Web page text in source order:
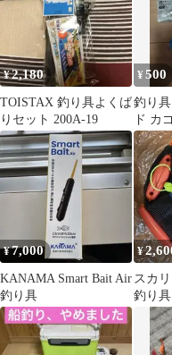
¥2,180
TOISTAX 釣り具よくば
りセット 200A-19
¥500
釣り
ド カ
¥7,000
KANAMA Smart Bait Air
釣り具
¥
スカ
釣り具